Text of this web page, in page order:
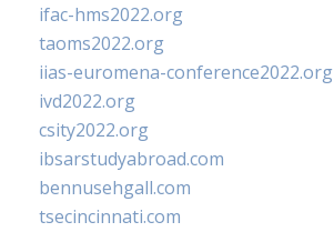
ifac-hms2022.org
taoms2022.org
iias-euromena-conference2022.org
ivd2022.org
csity2022.org
ibsarstudyabroad.com
bennusehgall.com
tsecincinnati.com